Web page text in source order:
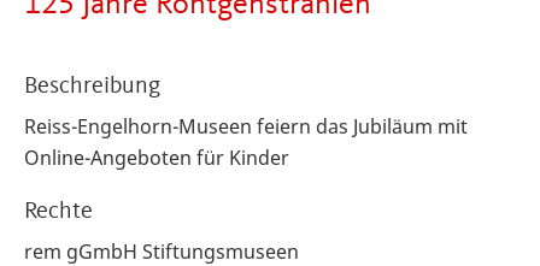
Beschreibung
Reiss-Engelhorn-Museen feiern das Jubiläum mit
Online-Angeboten für Kinder
Rechte
rem gGmbH Stiftungsmuseen